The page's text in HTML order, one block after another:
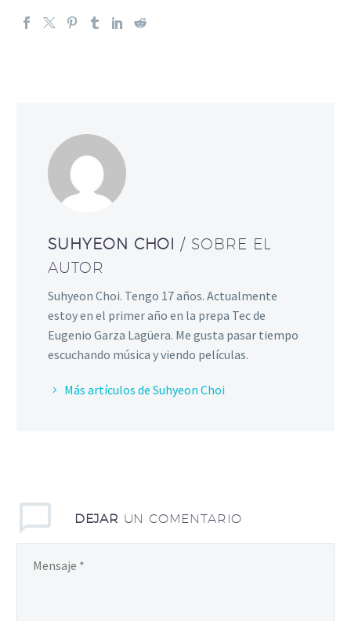
SUHYEON CHOI / SOBRE EL
AUTOR
Suhyeon Choi. Tengo 17 años. Actualmente
estoy en el primer año en la prepa Tec de
Eugenio Garza Lagüera. Me gusta pasar tiempo
escuchando música y viendo películas.
Más artículos de Suhyeon Choi
DEJAR UN COMENTARIO